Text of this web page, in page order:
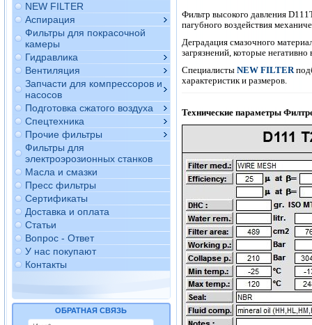
NEW FILTER
Аспирация
Фильтры для покрасочной
камеры
Гидравлика
Вентиляция
Запчасти для компрессоров и
насосов
Подготовка сжатого воздуха
Спецтехника
Прочие фильтры
Фильтры для
электроэрозионных станков
Масла и смазки
Пресс фильтры
Сертификаты
Доставка и оплата
Статьи
Вопрос - Ответ
У нас покупают
Контакты
ОБРАТНАЯ СВЯЗЬ
Фильтр высокого давления
пагубного воздействия
Деградация смазочного
загрязнений, которые
Специалисты NEW FILTER
характеристик и размеров.
Технические параметры